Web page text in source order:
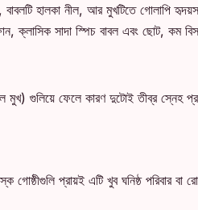
হালকা নীল, আর মুখটিতে গোলাপি
ক্লাসিক সাদা স্পিচ বাবল এবং ছোট, কম
গুলিয়ে ফেলে কারণ দুটোই তীব্র স্নেহ
প্রায়ই এটি খুব ঘনিষ্ঠ পরিবার বা